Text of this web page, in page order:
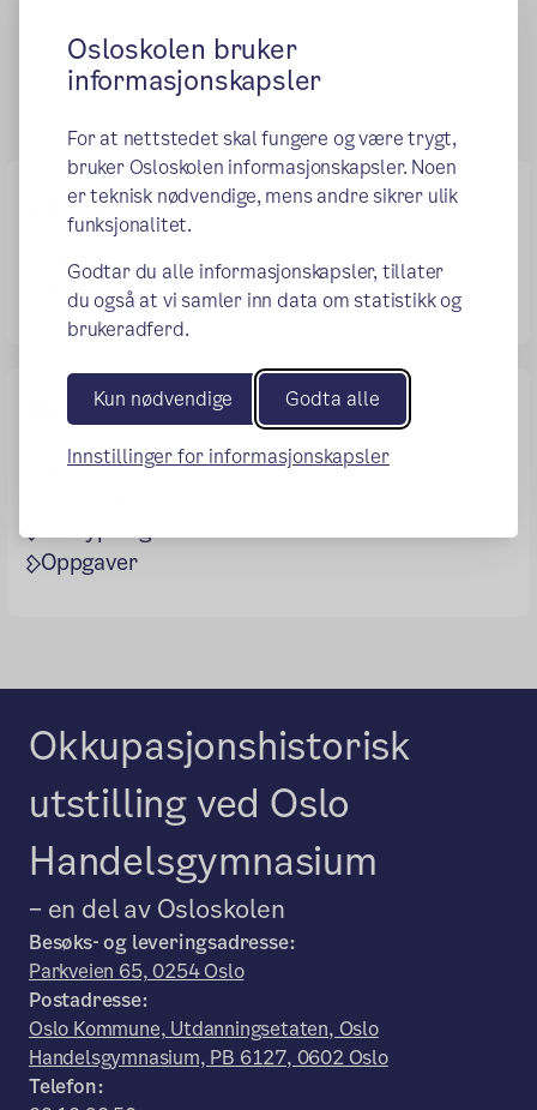
Osloskolen bruker
informasjonskapsler
For at nettstedet skal fungere og være trygt,
bruker Osloskolen informasjonskapsler. Noen
er teknisk nødvendige, mens andre sikrer ulik
funksjonalitet.
Godtar du alle informasjonskapsler, tillater
du også at vi samler inn data om statistikk og
brukeradferd.
Kun nødvendige Godta alle
Innstillinger for informasjonskapsler
Publisert:08.03.2022 Endret:23.05.2022
Kilder
Spionradio
Dekknavn «Aslak» (1920-2009)
Motstand: Meny
Inn i historien
Oppgaver
Okkupasjonshistorisk
utstilling ved Oslo
Handelsgymnasium
– en del av Osloskolen
Besøks- og leveringsadresse:
Parkveien 65, 0254 Oslo
Postadresse:
Oslo Kommune, Utdanningsetaten, Oslo
Handelsgymnasium, PB 6127, 0602 Oslo
Telefon: